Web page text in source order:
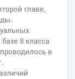
главе,
8 класса
в